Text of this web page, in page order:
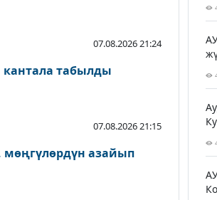
07.08.2026 21:24
кантала табылды
07.08.2026 21:15
мөңгүлөрдүн азайып